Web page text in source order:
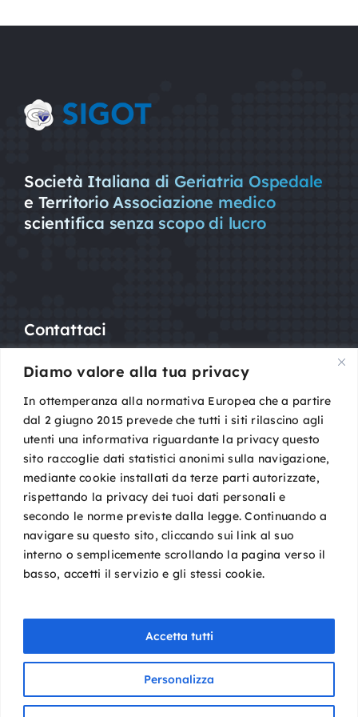
Diamo valore alla tua privacy
In ottemperanza alla normativa Europea che a partire
dal 2 giugno 2015 prevede che tutti i siti rilascino agli
utenti una informativa riguardante la privacy questo
sito raccoglie dati statistici anonimi sulla navigazione,
mediante cookie installati da terze parti autorizzate,
rispettando la privacy dei tuoi dati personali e
secondo le norme previste dalla legge. Continuando a
navigare su questo sito, cliccando sui link al suo
interno o semplicemente scrollando la pagina verso il
basso, accetti il servizio e gli stessi cookie.
Personalizza
Accetta tutti
Contatti
Società Italiana di Geriatria Ospedale
e Territorio Associazione medico
scientifica senza scopo di lucro
Contattaci
Mail:segreteria@sigot.org
PEC:
sigot@pec.it
c/o Planning Congressi,
Via Guelfa, 9
40138 Bologna
Cod. Fisc. 96081590588
P. IVA 02149801009
Copyright © 2026 SIGOT. Tutti i diritti riservati